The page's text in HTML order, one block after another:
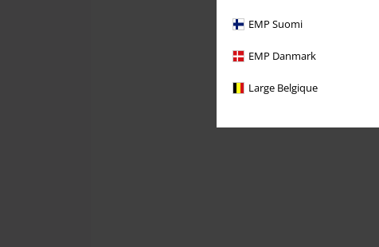
EMP Suomi
EMP Danmark
Large Belgique